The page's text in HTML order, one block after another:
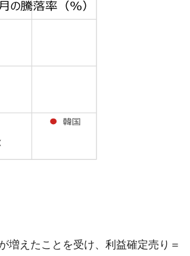
増えたことを受け、利益確定売り＝